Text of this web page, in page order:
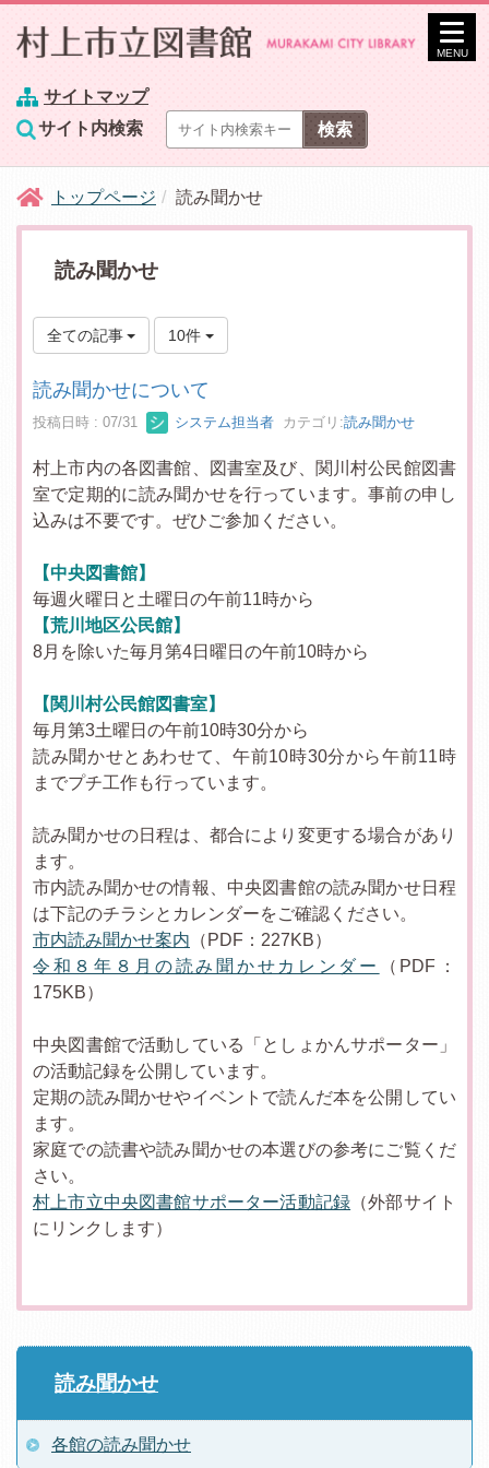
サイトマップ
サイト内検索
MENU
トップページ 読み聞かせ
読み聞かせ
全ての記事 10件
読み聞かせについて
投稿日時 : 07/31 システム担当者 カテゴリ:読み聞かせ
村上市内の各図書館、図書室及び、関川村公民館図書
室で定期的に読み聞かせを行っています。事前の申し
込みは不要です。ぜひご参加ください。
【中央図書館】
毎週火曜日と土曜日の午前11時から
【荒川地区公民館】
8月を除いた毎月第4日曜日の午前10時から
【関川村公民館図書室】
毎月第3土曜日の午前10時30分から
読み聞かせとあわせて、午前10時30分から午前11時
までプチ工作も行っています。
読み聞かせの日程は、都合により変更する場合があり
ます。
市内読み聞かせの情報、中央図書館の読み聞かせ日程
は下記のチラシとカレンダーをご確認ください。
市内読み聞かせ案内 （PDF：227KB）
令和８年８月の読み聞かせカレンダー
（PDF：
175KB）
中央図書館で活動している「としょかんサポーター」
の活動記録を公開しています。
定期の読み聞かせやイベントで読んだ本を公開してい
ます。
家庭での読書や読み聞かせの本選びの参考にご覧くだ
さい。
村上市立中央図書館サポーター活動記録 （外部サイト
にリンクします）
読み聞かせ
各館の読み聞かせ